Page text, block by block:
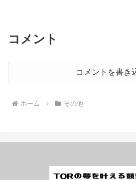
コメント
コメントを書き
ホーム その他